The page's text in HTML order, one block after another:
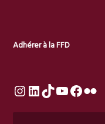
Adhérer à la FFD